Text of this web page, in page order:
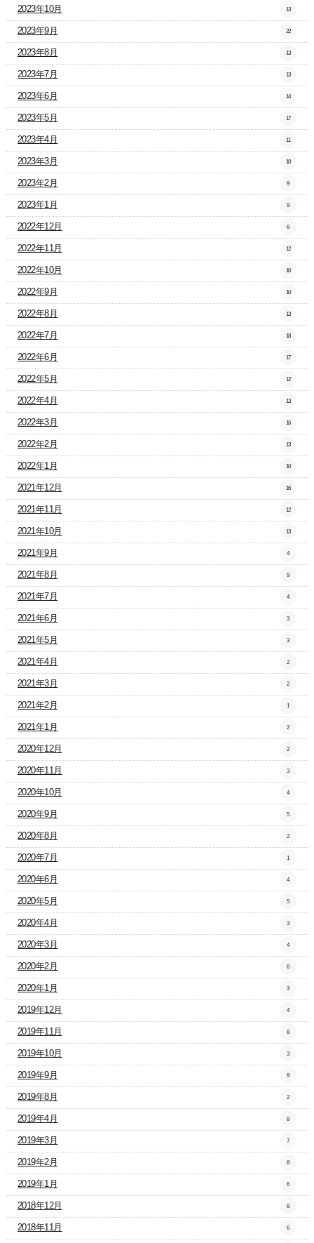
2023年10月 13
2023年9月 22
2023年8月 13
2023年7月 13
2023年6月 14
2023年5月 17
2023年4月 11
2023年3月 10
2023年2月 9
2023年1月 9
2022年12月 6
2022年11月 12
2022年10月 10
2022年9月 10
2022年8月 13
2022年7月 18
2022年6月 17
2022年5月 12
2022年4月 13
2022年3月 16
2022年2月 13
2022年1月 10
2021年12月 16
2021年11月 12
2021年10月 13
2021年9月 4
2021年8月 9
2021年7月 4
2021年6月 3
2021年5月 3
2021年4月 2
2021年3月 2
2021年2月 1
2021年1月 2
2020年12月 2
2020年11月 3
2020年10月 4
2020年9月 5
2020年8月 2
2020年7月 1
2020年6月 4
2020年5月 5
2020年4月 3
2020年3月 4
2020年2月 6
2020年1月 3
2019年12月 4
2019年11月 8
2019年10月 3
2019年9月 9
2019年8月 2
2019年4月 8
2019年3月 7
2019年2月 8
2019年1月 6
2018年12月 8
2018年11月 6